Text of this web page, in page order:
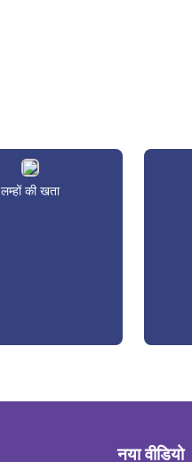
लम्हों की खता
नया वीडियो